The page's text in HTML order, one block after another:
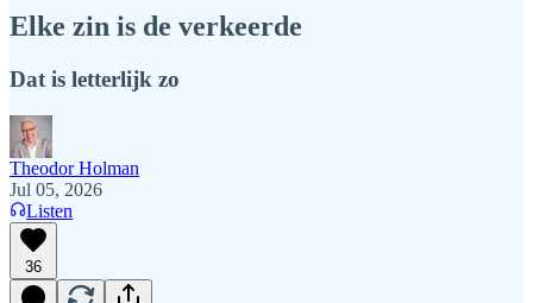
Elke zin is de verkeerde
Dat is letterlijk zo
Theodor Holman
Jul 05, 2026
Listen
36